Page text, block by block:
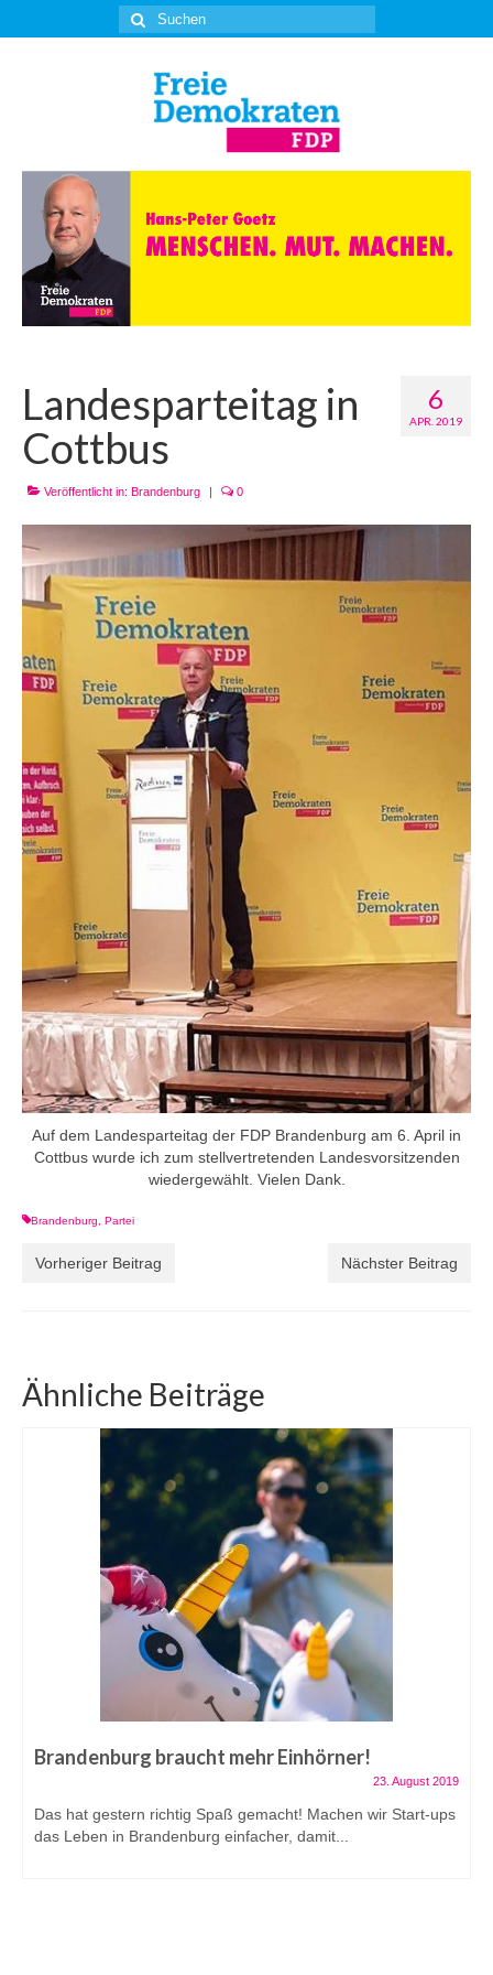
Suche
nach:
6
APR. 2019
Landesparteitag in
Cottbus
Veröffentlicht in: Brandenburg | 0
Auf dem Landesparteitag der FDP Brandenburg am 6. April in
Cottbus wurde ich zum stellvertretenden Landesvorsitzenden
wiedergewählt. Vielen Dank.
Brandenburg, Partei
Vorheriger Beitrag Nächster Beitrag
Ähnliche Beiträge
Brandenburg braucht mehr Einhörner!
23. August 2019
Das hat gestern richtig Spaß gemacht! Machen wir Start-ups
das Leben in Brandenburg einfacher, damit...